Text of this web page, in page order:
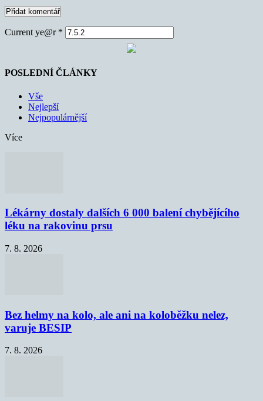
Current ye@r *
POSLEDNÍ ČLÁNKY
Vše
Nejlepší
Nejpopulárnější
Více
Lékárny dostaly dalších 6 000 balení chybějícího
léku na rakovinu prsu
7. 8. 2026
Bez helmy na kolo, ale ani na koloběžku nelez,
varuje BESIP
7. 8. 2026